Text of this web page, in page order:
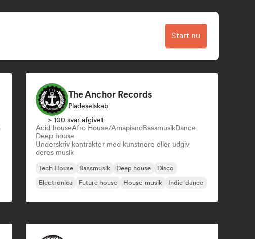
Start nu
The Anchor Records
Pladeselskab
> 100 svar afgivet
Acid houseAfro House/AmapianoBassmusikDance
Deep house
Underskriv kontrakter med kunstnere eller udgiv
deres musik
Tech House Bassmusik Deep house
Disco
Electronica
Future house House-musik Indie-dance